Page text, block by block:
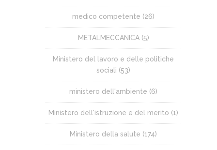
medico competente (26)
METALMECCANICA(5)
Ministero del lavoro e delle politiche
sociali (53)
ministero dell'ambiente (6)
Ministero dell'istruzione e del merito (1)
Ministero della salute (174)